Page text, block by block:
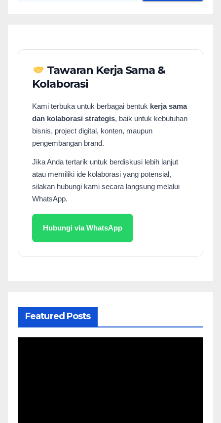
Tawaran Kerja Sama &
Kolaborasi
Kami terbuka untuk berbagai bentuk kerja sama
dan kolaborasi strategis, baik untuk kebutuhan
bisnis, project digital, konten, maupun
pengembangan brand.
Jika Anda tertarik untuk berdiskusi lebih lanjut
atau memiliki ide kolaborasi yang potensial,
silakan hubungi kami secara langsung melalui
WhatsApp.
Hubungi via WhatsApp
Featured Posts